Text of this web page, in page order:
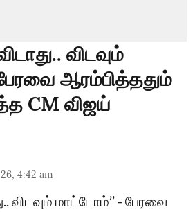
விடவும்
ஆரம்பித்ததும்
CM விஜய்
4:42 am
விடவும் மாட்டோம்’’ - பேரவை